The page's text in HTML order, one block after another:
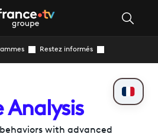
Restez informés
Analysis
with advanced